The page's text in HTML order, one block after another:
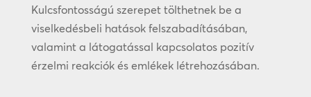
Kulcsfontosságú szerepet tölthetnek be a
viselkedésbeli hatások felszabadításában,
valamint a látogatással kapcsolatos pozitív
érzelmi reakciók és emlékek létrehozásában.